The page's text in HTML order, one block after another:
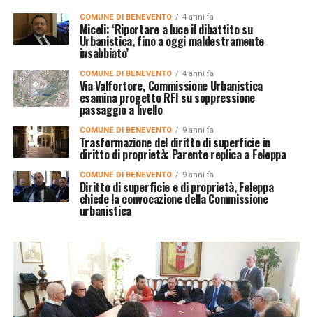
COMUNE DI BENEVENTO 4 anni fa
Miceli: ‘Riportare a luce il dibattito su
Urbanistica, fino a oggi maldestramente
insabbiato’
COMUNE DI BENEVENTO 4 anni fa
Via Valfortore, Commissione Urbanistica
esamina progetto RFI su soppressione
passaggio a livello
COMUNE DI BENEVENTO 9 anni fa
Trasformazione del diritto di superficie in
diritto di proprietà: Parente replica a Feleppa
COMUNE DI BENEVENTO 9 anni fa
Diritto di superficie e di proprietà, Feleppa
chiede la convocazione della Commissione
urbanistica